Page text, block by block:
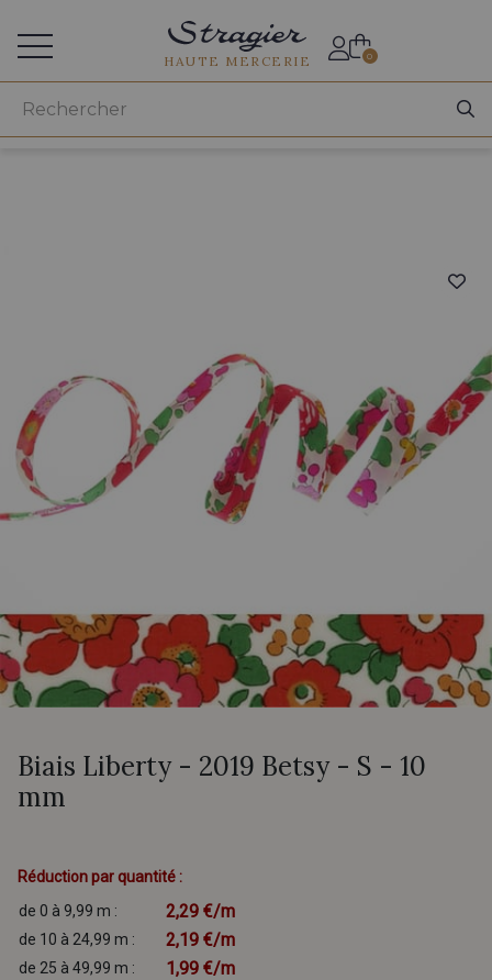
HAUTE MERCERIE 0
Biais Liberty - 2019 Betsy - S - 10
mm
Réduction par quantité :
de 0 à 9,99 m :
2,29 €/m
de 10 à 24,99 m : 2,19 €/m
de 25 à 49,99 m : 1,99 €/m